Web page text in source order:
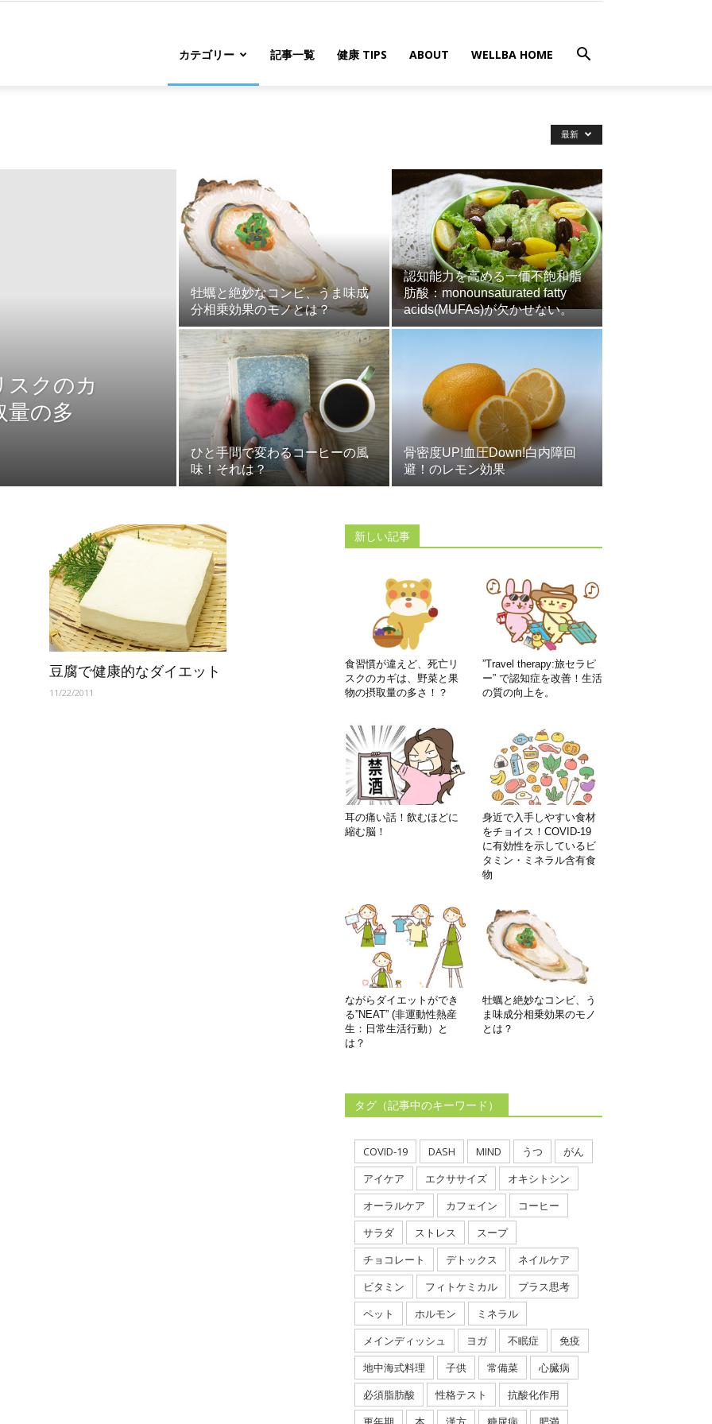
カテゴリー 記事一覧 健康 TIPS ABOUT WELLBA HOME
最新
スクのカ
量の多
牡蠣と絶妙なコンビ、うま味成
分相乗効果のモノとは？
認知能力を高める一価不飽和脂
肪酸：monounsaturated fatty
acids(MUFAs)が欠かせない。
ひと手間で変わるコーヒーの風
味！それは？
骨密度UP!血圧Down!白内障回
避！のレモン効果
豆腐で健康的なダイエット
11/22/2011
新しい記事
食習慣が違えど、死亡リ
スクのカギは、野菜と果
物の摂取量の多さ！？
”Travel therapy:旅セラピ
ー” で認知症を改善！生活
の質の向上を。
耳の痛い話！飲むほどに
縮む脳！
身近で入手しやすい食材
をチョイス！COVID-19
に有効性を示しているビ
タミン・ミネラル含有食
物
ながらダイエットができ
る”NEAT” (非運動性熱産
生：日常生活行動）と
は？
牡蠣と絶妙なコンビ、う
ま味成分相乗効果のモノ
とは？
タグ（記事中のキーワード）
COVID-19 DASH MIND うつ
がん
アイケア
エクササイズ
オキシトシン
オーラルケア
カフェイン
コーヒー
サラダ
ストレス
スープ
チョコレート
デトックス
ネイルケア
ビタミン
フィトケミカル
プラス思考
ペット
ホルモン
ミネラル
メインディッシュ
ヨガ 不眠症
免疫
地中海式料理
子供 常備菜
心臓病
必須脂肪酸
性格テスト
抗酸化作用